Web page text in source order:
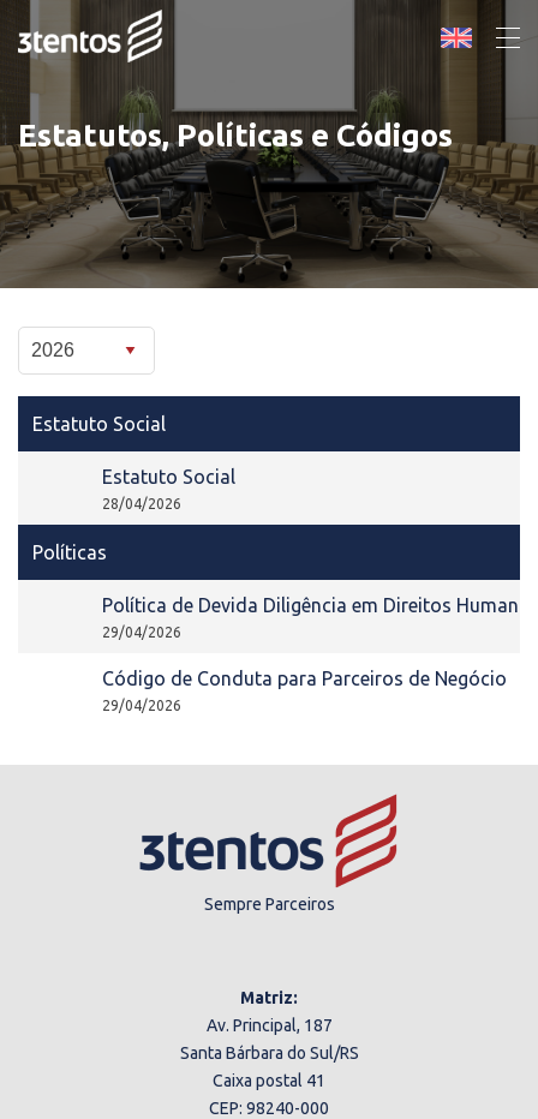
Estatutos, Políticas e Códigos
Estatuto Social
Estatuto Social
28/04/2026
Políticas
Política de Devida Diligência em Direitos
29/04/2026
Código de Conduta para Parceiros de Negócio
29/04/2026
Sempre Parceiros
Matriz:
Av. Principal, 187
Santa Bárbara do Sul/RS
Caixa postal 41
CEP: 98240-000